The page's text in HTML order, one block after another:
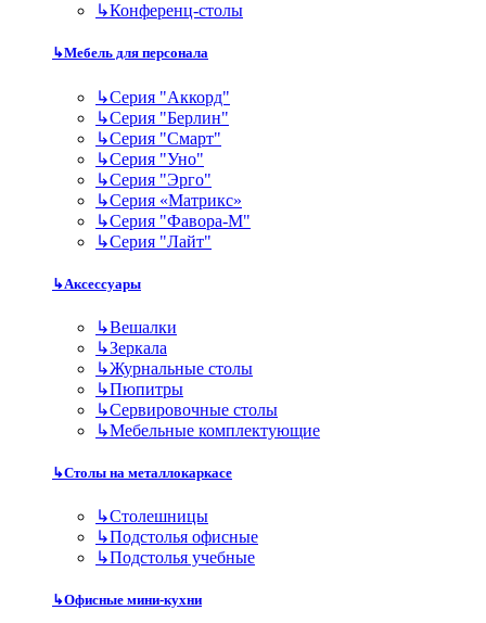
↳Конференц-столы
↳Мебель для персонала
↳Серия "Аккорд"
↳Серия "Берлин"
↳Серия "Смарт"
↳Серия "Уно"
↳Серия "Эрго"
↳Серия «Матрикс»
↳Серия "Фавора-М"
↳Серия "Лайт"
↳Аксессуары
↳Вешалки
↳Зеркала
↳Журнальные столы
↳Пюпитры
↳Сервировочные столы
↳Мебельные комплектующие
↳Столы на металлокаркасе
↳Столешницы
↳Подстолья офисные
↳Подстолья учебные
↳Офисные мини-кухни